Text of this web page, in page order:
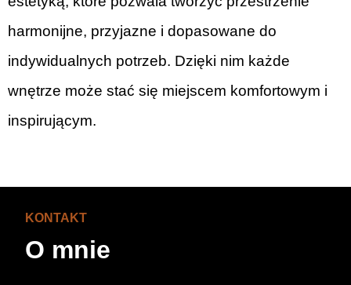
harmonijne, przyjazne i dopasowane do
indywidualnych potrzeb. Dzięki nim każde
wnętrze może stać się miejscem komfortowym i
inspirującym.
KONTAKT
O mnie